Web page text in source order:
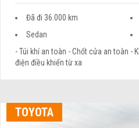
Đã đi 36.000 km
Sedan
- Túi khí an toàn - Chốt cửa an toàn -
điện điều khiển từ xa
TOYOTA